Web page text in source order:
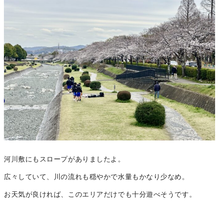
河川敷にもスロープがありましたよ。
広々していて、川の流れも穏やかで水量もかなり少なめ。
お天気が良ければ、このエリアだけでも十分遊べそうです。